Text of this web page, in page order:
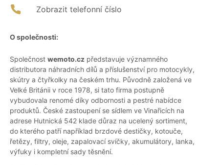
Zobrazit telefonní číslo
O společnosti:
Společnost wemoto.cz představuje významného
distributora náhradních dílů a příslušenství pro motocykly,
skútry a čtyřkolky na českém trhu. Původně založená ve
Velké Británii v roce 1978, si tato firma postupně
vybudovala renomé díky odbornosti a pestré nabídce
produktů. České zastoupení se sídlem ve Vinařicích na
adrese Hutnická 542 klade důraz na ucelený sortiment,
do kterého patří například brzdové destičky, kotouče,
řetězy, filtry, oleje, zapalovací svíčky, akumulátory, lanka,
výfuky i kompletní sady těsnění.